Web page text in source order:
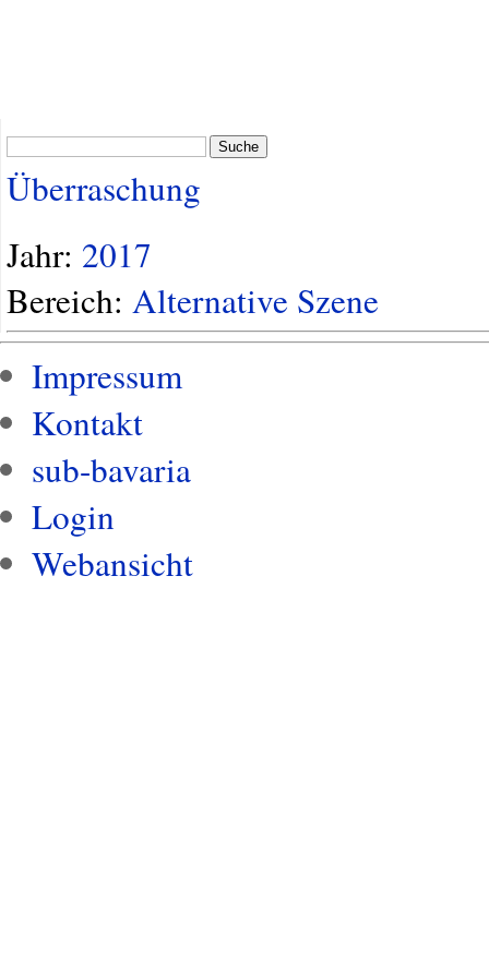
Suche
Überraschung
Jahr: 2017
Bereich: Alternative Szene
Impressum
Kontakt
sub-bavaria
Login
Webansicht